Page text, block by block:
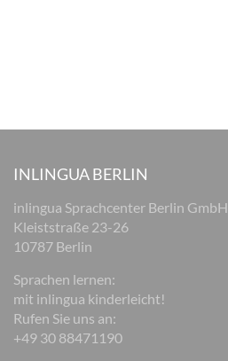
INLINGUA BERLIN
inlingua Sprachcenter Berlin GmbH
Kleiststraße 23-26
10787 Berlin
Sprachen lernen:
mit inlingua kinderleicht!
Rufen Sie uns an:
+49 30 88471190